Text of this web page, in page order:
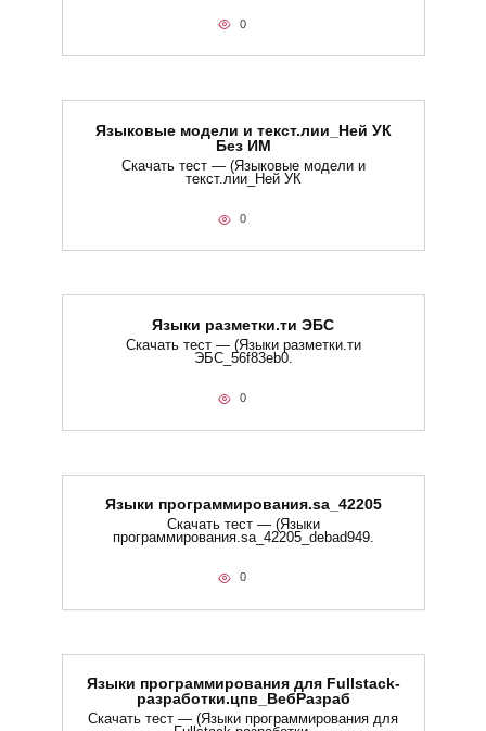
0
Языковые модели и текст.лии_Ней УК
Без ИМ
Скачать тест — (Языковые модели и
текст.лии_Ней УК
0
Языки разметки.ти​ ЭБС
Скачать тест — (Языки разметки.ти​
ЭБС_56f83eb0.
0
Языки программирования.sa_42205
Скачать тест — (Языки
программирования.sa_42205_debad949.
0
Языки программирования для Fullstack-
разработки.цпв_ВебРазраб
Скачать тест — (Языки программирования для